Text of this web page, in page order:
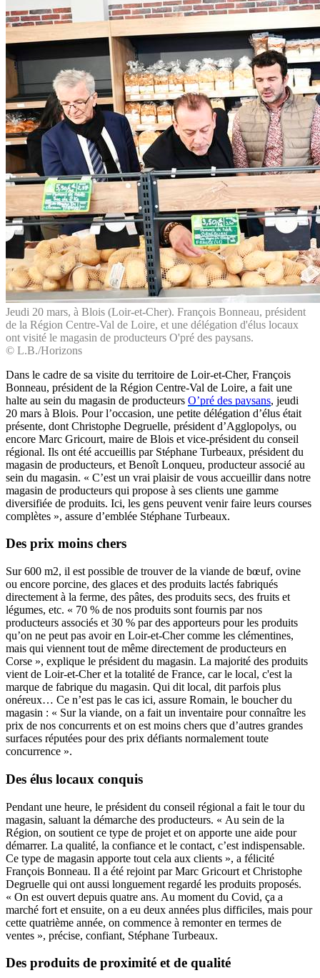
Jeudi 20 mars, à Blois (Loir-et-Cher). François Bonneau, président
de la Région Centre-Val de Loire, et une délégation d'élus locaux
ont visité le magasin de producteurs O'pré des paysans.
© L.B./Horizons
Dans le cadre de sa visite du territoire de Loir-et-Cher, François
Bonneau, président de la Région Centre-Val de Loire, a fait une
halte au sein du magasin de producteurs O’pré des paysans, jeudi
20 mars à Blois. Pour l’occasion, une petite délégation d’élus était
présente, dont Christophe Degruelle, président d’Agglopolys, ou
encore Marc Gricourt, maire de Blois et vice-président du conseil
régional. Ils ont été accueillis par Stéphane Turbeaux, président du
magasin de producteurs, et Benoît Lonqueu, producteur associé au
sein du magasin. « C’est un vrai plaisir de vous accueillir dans notre
magasin de producteurs qui propose à ses clients une gamme
diversifiée de produits. Ici, les gens peuvent venir faire leurs courses
complètes », assure d’emblée Stéphane Turbeaux.
Des prix moins chers
Sur 600 m2, il est possible de trouver de la viande de bœuf, ovine
ou encore porcine, des glaces et des produits lactés fabriqués
directement à la ferme, des pâtes, des produits secs, des fruits et
légumes, etc. « 70 % de nos produits sont fournis par nos
producteurs associés et 30 % par des apporteurs pour les produits
qu’on ne peut pas avoir en Loir-et-Cher comme les clémentines,
mais qui viennent tout de même directement de producteurs en
Corse », explique le président du magasin. La majorité des produits
vient de Loir-et-Cher et la totalité de France, car le local, c'est la
marque de fabrique du magasin. Qui dit local, dit parfois plus
onéreux… Ce n’est pas le cas ici, assure Romain, le boucher du
magasin : « Sur la viande, on a fait un inventaire pour connaître les
prix de nos concurrents et on est moins chers que d’autres grandes
surfaces réputées pour des prix défiants normalement toute
concurrence ».
Des élus locaux conquis
Pendant une heure, le président du conseil régional a fait le tour du
magasin, saluant la démarche des producteurs. « Au sein de la
Région, on soutient ce type de projet et on apporte une aide pour
démarrer. La qualité, la confiance et le contact, c’est indispensable.
Ce type de magasin apporte tout cela aux clients », a félicité
François Bonneau. Il a été rejoint par Marc Gricourt et Christophe
Degruelle qui ont aussi longuement regardé les produits proposés.
« On est ouvert depuis quatre ans. Au moment du Covid, ça a
marché fort et ensuite, on a eu deux années plus difficiles, mais pour
cette quatrième année, on commence à remonter en termes de
ventes », précise, confiant, Stéphane Turbeaux.
Des produits de proximité et de qualité